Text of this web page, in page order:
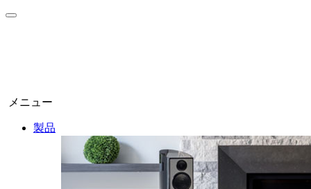
メニュー
製品